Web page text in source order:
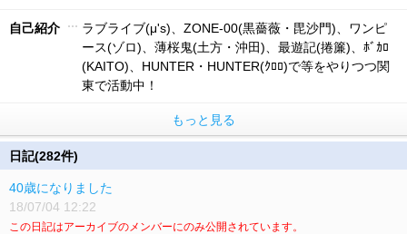
自己紹介
ラブライブ(μ's)、ZONE-00(黒薔薇・毘沙門)、ワンピ
ース(ゾロ)、薄桜鬼(土方・沖田)、最遊記(捲簾)、ﾎﾞｶﾛ
(KAITO)、HUNTER・HUNTER(ｸﾛﾛ)で等をやりつつ関
東で活動中！
もっと見る
日記(282件)
40歳になりました
18/07/04 12:22
この日記はアーカイブのメンバーにのみ公開されています。